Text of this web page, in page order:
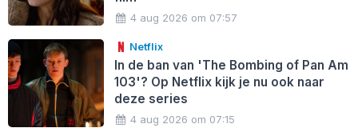
4 aug 2026 om 07:57
Netflix
In de ban van 'The Bombing of Pan Am
103'? Op Netflix kijk je nu ook naar
deze series
4 aug 2026 om 07:15